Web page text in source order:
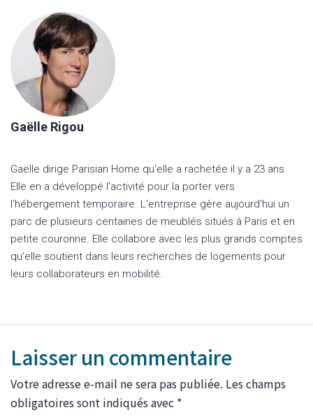
Gaëlle Rigou
Gaëlle dirige Parisian Home qu'elle a rachetée il y a 23 ans.
Elle en a développé l'activité pour la porter vers
l'hébergement temporaire. L'entreprise gère aujourd'hui un
parc de plusieurs centaines de meublés situés à Paris et en
petite couronne. Elle collabore avec les plus grands comptes
qu'elle soutient dans leurs recherches de logements pour
leurs collaborateurs en mobilité.
Laisser un commentaire
Votre adresse e-mail ne sera pas publiée. Les champs
obligatoires sont indiqués avec *